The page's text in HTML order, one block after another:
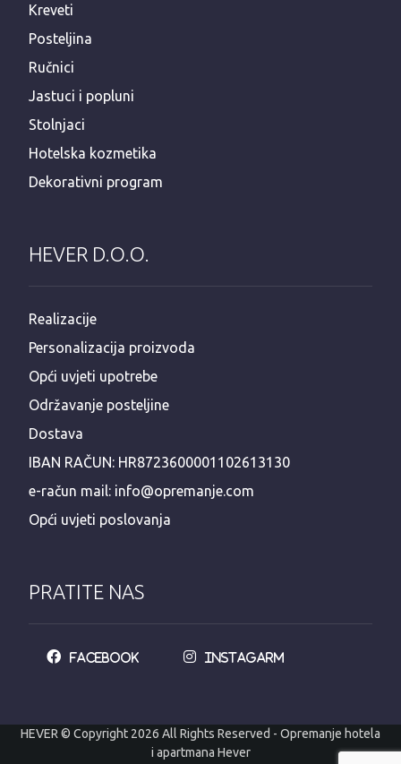
Kreveti
Posteljina
Ručnici
Jastuci i popluni
Stolnjaci
Hotelska kozmetika
Dekorativni program
HEVER D.O.O.
Realizacije
Personalizacija proizvoda
Opći uvjeti upotrebe
Održavanje posteljine
Dostava
IBAN RAČUN: HR8723600001102613130
e-račun mail: info@opremanje.com
Opći uvjeti poslovanja
PRATITE NAS
Facebook Instagarm
HEVER © Copyright 2026 All Rights Reserved - Opremanje hotela
i apartmana Hever